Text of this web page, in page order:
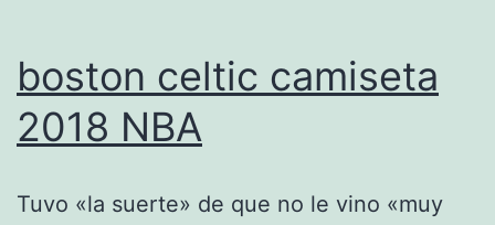
boston celtic camiseta
2018 NBA
Tuvo «la suerte» de que no le vino «muy